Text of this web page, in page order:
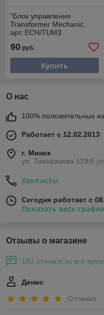
"Блок управления
Transformer Mechanic,
арт. ECH/TUM3
90 руб.
Купить
О нас
100% положительных
Работает с 12.02.2013
г. Минск
ул. Тимирязева 129/5
Контакты
Сегодня работает с
Показать весь
Отзывы о магазине
180 отзывов за всё
Денис
Отлично